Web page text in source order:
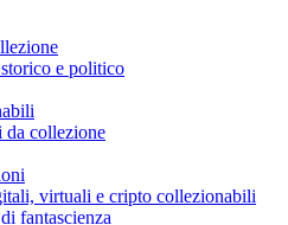
e politico
collezione
virtuali e cripto collezionabili
fantascienza